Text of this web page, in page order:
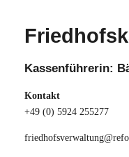
Kassenführerin:
Kontakt
+49 (0) 5924 255277